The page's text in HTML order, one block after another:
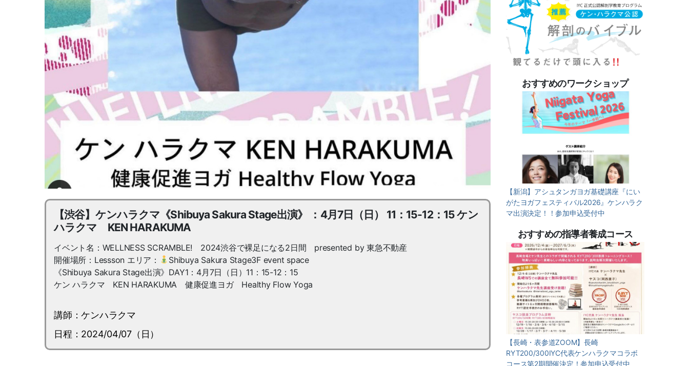
【渋谷】ケンハラクマ《Shibuya Sakura Stage出演》 ：4月7日（日） 11：15-12：15 ケン
ハラクマ KEN HARAKUMA
イベント名：WELLNESS SCRAMBLE! 2024渋谷で裸足になる2日間 presented by 東急不動産
開催場所：Lessson エリア：
Shibuya Sakura Stage3F event space
《Shibuya Sakura Stage出演》DAY1：4月7日（日）11：15-12：15
ケン ハラクマ KEN HARAKUMA 健康促進ヨガ Healthy Flow Yoga
講師：ケンハラクマ
日程：2024/04/07（日）
おすすめのワークショップ
【新潟】アシュタンガヨガ基礎講座『にい
がたヨガフェスティバル2026』ケンハラク
マ出演決定！！参加申込受付中
おすすめの指導者養成コース
【長崎・表参道ZOOM】長崎
RYT200/300IYC代表ケンハラクマコラボ
コース第2期開催決定！参加申込受付中